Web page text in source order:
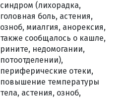
синдром (лихорадка,
головная боль, астения,
озноб, миалгия, анорексия,
также сообщалось о кашле,
рините, недомогании,
потоотделении),
периферические отеки,
повышение температуры
тела, астения, озноб,